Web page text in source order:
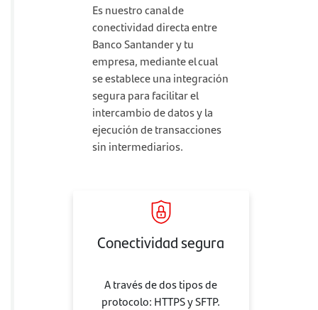
Es nuestro canal de
conectividad directa entre
Banco Santander y tu
empresa, mediante el cual
se establece una integración
segura para facilitar el
intercambio de datos y la
ejecución de transacciones
sin intermediarios.
Conectividad segura
A través de dos tipos de
protocolo: HTTPS y SFTP.